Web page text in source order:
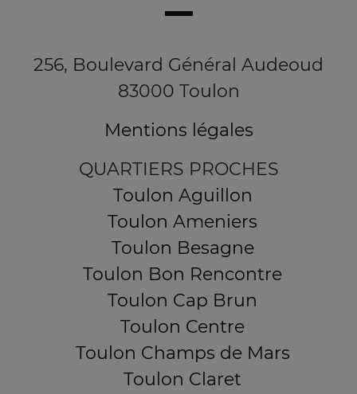
256, Boulevard Général Audeoud
83000 Toulon
Mentions légales
QUARTIERS PROCHES
Toulon Aguillon
Toulon Ameniers
Toulon Besagne
Toulon Bon Rencontre
Toulon Cap Brun
Toulon Centre
Toulon Champs de Mars
Toulon Claret